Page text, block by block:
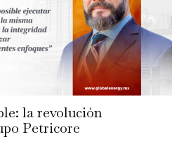
la revolución
Petricore